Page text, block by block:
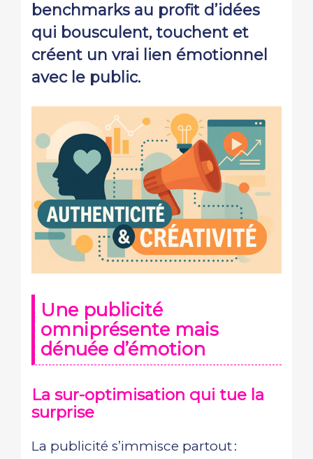
benchmarks au profit d’idées
qui bousculent, touchent et
créent un vrai lien émotionnel
avec le public.
Une publicité
omniprésente mais
dénuée d’émotion
La sur-optimisation qui tue la
surprise
La publicité s’immisce partout :